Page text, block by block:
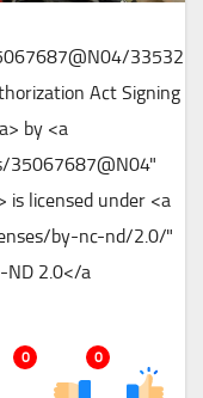
33532
Act Signing
by <a
35067687@N04"
is licensed under <a
by-nc-nd/2.0/"
2.0</a>
0
0